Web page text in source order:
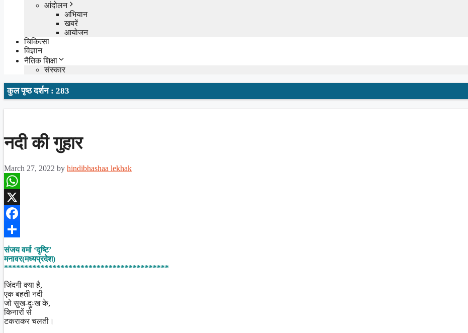
आंदोलन
अभियान
खबरें
आयोजन
चिकित्सा
विज्ञान
नैतिक शिक्षा
संस्कार
कुल पृष्ठ दर्शन : 283
नदी की गुहार
March 27, 2022 by hindibhashaa lekhak
WhatsApp
X
Facebook
Share
संजय वर्मा ‘दृष्टि’
मनावर(मध्यप्रदेश)
*****************************************
जिंदगी क्या है,
एक बहती नदी
जो सुख-दुःख के,
किनारों से
टकराकर चलती।